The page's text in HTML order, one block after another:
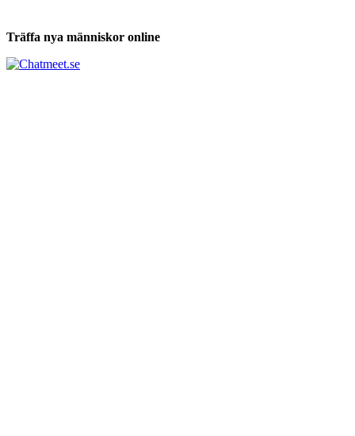
Träffa nya människor online